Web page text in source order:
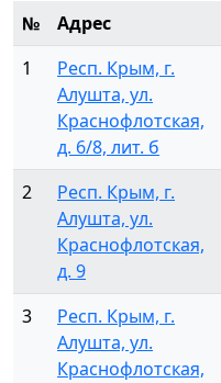
№ Адрес
1
Респ. Крым, г.
Алушта, ул.
Краснофлотская,
д. 6/8, лит. б
2
Респ. Крым, г.
Алушта, ул.
Краснофлотская,
д. 9
3
Респ. Крым, г.
Алушта, ул.
Краснофлотская,